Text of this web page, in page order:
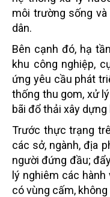
môi trường sống
dân.
Bên cạnh đó, hạ
khu công nghiệp,
ứng yêu cầu phát
thống thu gom, xử
bãi đổ thải xây dựng
Trước thực trạng
các sở, ngành, địa
người đứng đầu;
lý nghiêm các
có vùng cấm, không